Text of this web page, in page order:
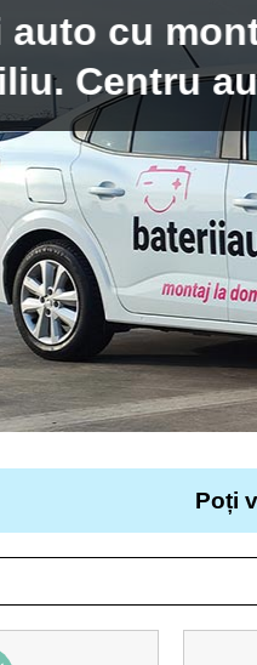
cu
Centru
Poți